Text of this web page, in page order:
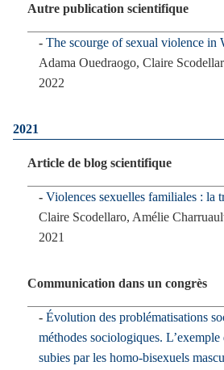
Autre publication scientifique
The scourge of sexual violence in
Adama Ouedraogo, Claire
2022
2021
Article de blog scientifique
Violences sexuelles familiales : la
Claire Scodellaro, Amélie
2021
Communication dans un congrès
Évolution des problématisations
méthodes sociologiques.
subies par les homo-bisexuels